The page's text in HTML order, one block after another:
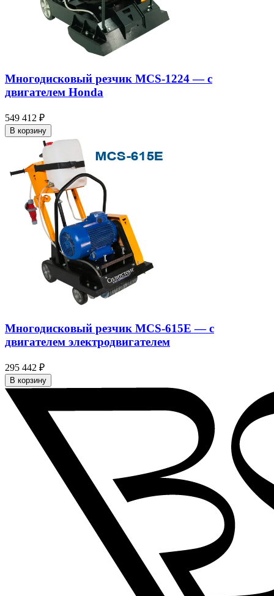
Многодисковый резчик MCS-1224 — c
двигателем Honda
549 412 ₽
В корзину
Многодисковый резчик MCS-615E — c
двигателем электродвигателем
295 442 ₽
В корзину